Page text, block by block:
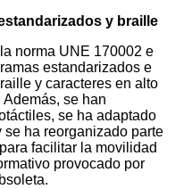
y braille
norma UNE 170002 e
estandarizados e
y caracteres en alto
se han
se ha adaptado
ha reorganizado parte
facilitar la movilidad
provocado por